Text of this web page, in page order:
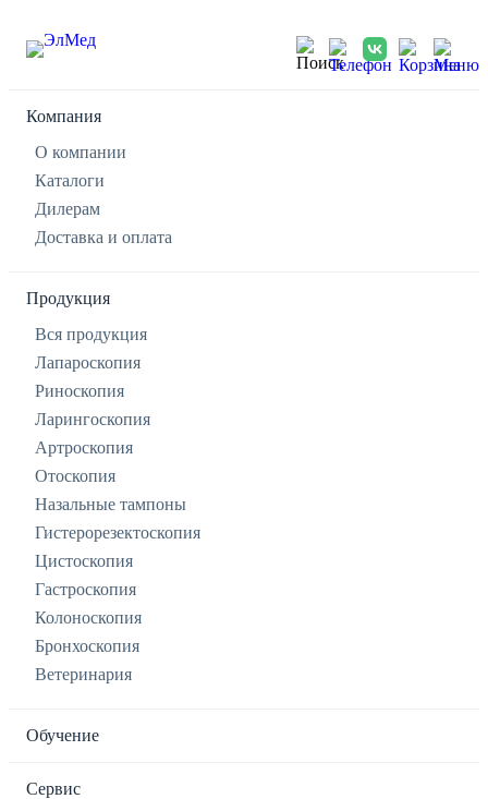
Компания
О компании
Каталоги
Дилерам
Доставка и оплата
Продукция
Вся продукция
Лапароскопия
Риноскопия
Ларингоскопия
Артроскопия
Отоскопия
Назальные тампоны
Гистерорезектоскопия
Цистоскопия
Гастроскопия
Колоноскопия
Бронхоскопия
Ветеринария
Обучение
Сервис